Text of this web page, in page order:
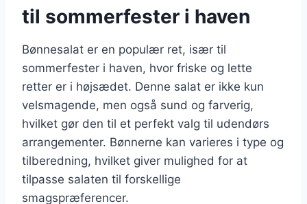
til sommerfester i haven
Bønnesalat er en populær ret, især til
sommerfester i haven, hvor friske og lette
retter er i højsædet. Denne salat er ikke kun
velsmagende, men også sund og farverig,
hvilket gør den til et perfekt valg til udendørs
arrangementer. Bønnerne kan varieres i type og
tilberedning, hvilket giver mulighed for at
tilpasse salaten til forskellige
smagspræferencer.